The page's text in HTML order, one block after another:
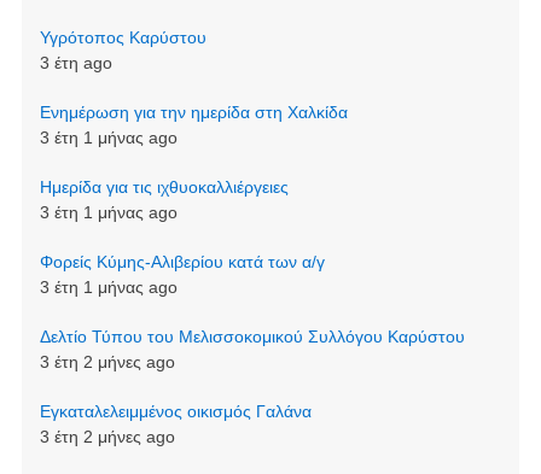
Υγρότοπος Καρύστου
3 έτη ago
Ενημέρωση για την ημερίδα στη Χαλκίδα
3 έτη 1 μήνας ago
Ημερίδα για τις ιχθυοκαλλιέργειες
3 έτη 1 μήνας ago
Φορείς Κύμης-Αλιβερίου κατά των α/γ
3 έτη 1 μήνας ago
Δελτίο Τύπου του Μελισσοκομικού Συλλόγου Καρύστου
3 έτη 2 μήνες ago
Εγκαταλελειμμένος οικισμός Γαλάνα
3 έτη 2 μήνες ago